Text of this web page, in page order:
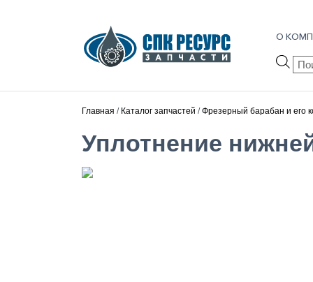
О
Главная / Каталог запчастей /Фрезерный барабан и его
Уплотнение